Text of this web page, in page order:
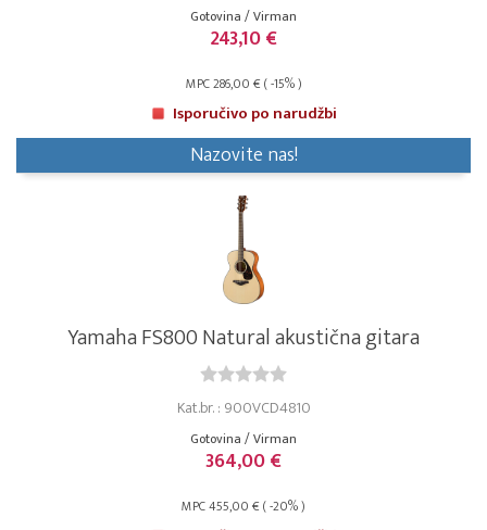
Gotovina / Virman
243,10 €
MPC 286,00 € ( -15% )
Isporučivo po narudžbi
Nazovite nas!
Yamaha FS800 Natural akustična gitara
Kat.br. : 900VCD4810
Gotovina / Virman
364,00 €
MPC 455,00 € ( -20% )